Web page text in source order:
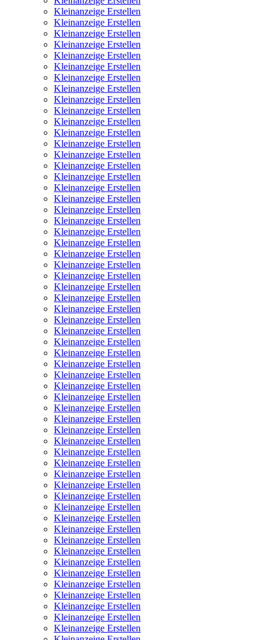
Kleinanzeige Erstellen
Kleinanzeige Erstellen
Kleinanzeige Erstellen
Kleinanzeige Erstellen
Kleinanzeige Erstellen
Kleinanzeige Erstellen
Kleinanzeige Erstellen
Kleinanzeige Erstellen
Kleinanzeige Erstellen
Kleinanzeige Erstellen
Kleinanzeige Erstellen
Kleinanzeige Erstellen
Kleinanzeige Erstellen
Kleinanzeige Erstellen
Kleinanzeige Erstellen
Kleinanzeige Erstellen
Kleinanzeige Erstellen
Kleinanzeige Erstellen
Kleinanzeige Erstellen
Kleinanzeige Erstellen
Kleinanzeige Erstellen
Kleinanzeige Erstellen
Kleinanzeige Erstellen
Kleinanzeige Erstellen
Kleinanzeige Erstellen
Kleinanzeige Erstellen
Kleinanzeige Erstellen
Kleinanzeige Erstellen
Kleinanzeige Erstellen
Kleinanzeige Erstellen
Kleinanzeige Erstellen
Kleinanzeige Erstellen
Kleinanzeige Erstellen
Kleinanzeige Erstellen
Kleinanzeige Erstellen
Kleinanzeige Erstellen
Kleinanzeige Erstellen
Kleinanzeige Erstellen
Kleinanzeige Erstellen
Kleinanzeige Erstellen
Kleinanzeige Erstellen
Kleinanzeige Erstellen
Kleinanzeige Erstellen
Kleinanzeige Erstellen
Kleinanzeige Erstellen
Kleinanzeige Erstellen
Kleinanzeige Erstellen
Kleinanzeige Erstellen
Kleinanzeige Erstellen
Kleinanzeige Erstellen
Kleinanzeige Erstellen
Kleinanzeige Erstellen
Kleinanzeige Erstellen
Kleinanzeige Erstellen
Kleinanzeige Erstellen
Kleinanzeige Erstellen
Kleinanzeige Erstellen